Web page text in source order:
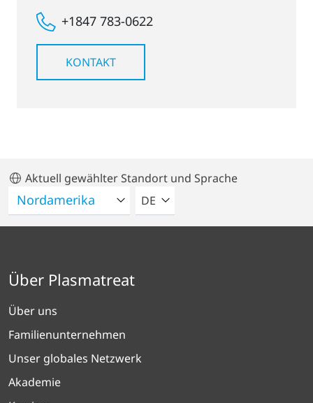
+1847 783-0622
KONTAKT
Aktuell gewählter Standort und Sprache
BITTE WÄHLEN SIE EINE
DE
Über Plasmatreat
Über uns
Familienunternehmen
Unser globales Netzwerk
Akademie